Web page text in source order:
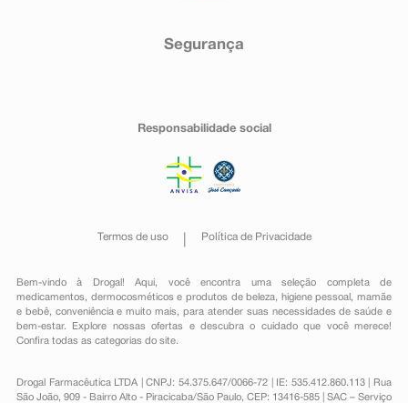
Segurança
Responsabilidade social
Termos de uso Política de Privacidade
Bem-vindo à Drogal! Aqui, você encontra uma seleção completa de
medicamentos , dermocosméticos e produtos de beleza, higiene pessoal ,mamãe
e bebê, conveniênciae muito mais, para atender suas necessidades de saúde e
bem-estar. Explore nossas ofertas e descubra o cuidado que você merece!
Confira todas as categorias do site.
Drogal Farmacêutica LTDA | CNPJ: 54.375.647/0066-72 | IE: 535.412.860.113 | Rua
São João, 909 - Bairro Alto - Piracicaba/São Paulo, CEP: 13416-585 | SAC – Serviço